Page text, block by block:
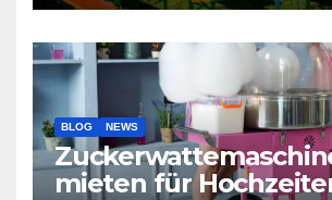
BLOG NEWS
mieten für